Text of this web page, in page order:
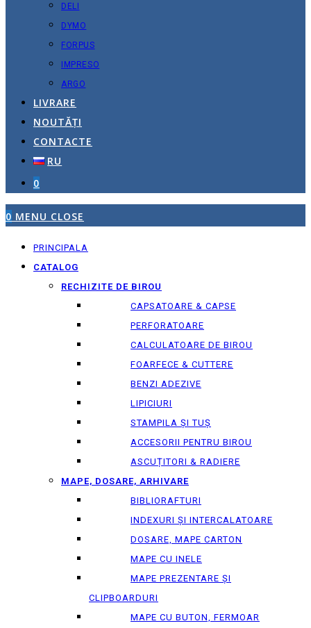
DELI
DYMO
FORPUS
IMPRESO
ARGO
LIVRARE
NOUTĂȚI
CONTACTE
RU
0
0 MENU CLOSE
PRINCIPALA
CATALOG
RECHIZITE DE BIROU
CAPSATOARE & CAPSE
PERFORATOARE
CALCULATOARE DE BIROU
FOARFECE & CUTTERE
BENZI ADEZIVE
LIPICIURI
STAMPILA ȘI TUȘ
ACCESORII PENTRU BIROU
ASCUȚITORI & RADIERE
MAPE, DOSARE, ARHIVARE
BIBLIORAFTURI
INDEXURI ȘI INTERCALATOARE
DOSARE, MAPE CARTON
MAPE CU INELE
MAPE PREZENTARE ȘI
CLIPBOARDURI
MAPE CU BUTON, FERMOAR